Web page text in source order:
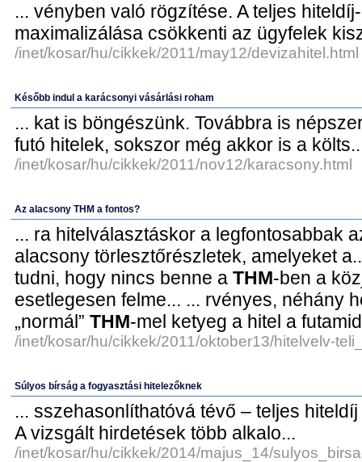
... vényben való rögzítése. A teljes
maximalizálása csökkenti az ügyfelek
/inet/kosar/hu/cikkek/2011/may12/devizahitel.html
Később indul a karácsonyi vásárlási roham
... kat is böngészünk. Továbbra is
futó hitelek, sokszor még akkor is a
/inet/kosar/hu/cikkek/2011/nov12/karacsony.html
Az alacsony THM a fontos?
... ra hitelválasztáskor a legfontosabbak
alacsony törlesztőrészletek, amelyeket
tudni, hogy nincs benne a THM-ben a
esetlegesen felme... ... rvényes, néhány
„normál” THM-mel ketyeg a hitel a
/inet/kosar/hu/cikkek/2011/oktober13/hitelvelv-
Súlyos bírság a fogyasztási hitelezőknek
... sszehasonlíthatóvá tévő – teljes
A vizsgált hirdetések több alkalo...
/inet/kosar/hu/cikkek/2014/majus_14/